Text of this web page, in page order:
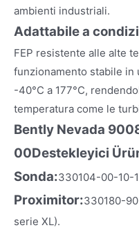
ambienti industriali.
Adattabile a
FEP resistente alle alte
funzionamento stabile in
-40°C a 177°C,
temperatura come le
Bently Nevada
00Destekleyici
Sonda:330104-00-10-
Proximitor:330180-
serie XL).